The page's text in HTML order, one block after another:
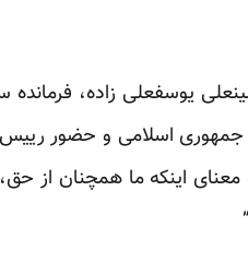
یوسفعلی زاده،
اسلامی و حضور
اینکه ما همچنان از